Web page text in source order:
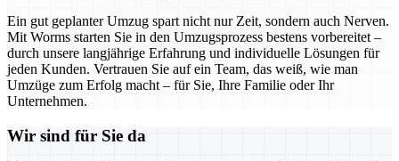
Ein gut geplanter Umzug spart nicht nur Zeit, sondern auch Nerven.
Mit Worms starten Sie in den Umzugsprozess bestens vorbereitet –
durch unsere langjährige Erfahrung und individuelle Lösungen für
jeden Kunden. Vertrauen Sie auf ein Team, das weiß, wie man
Umzüge zum Erfolg macht – für Sie, Ihre Familie oder Ihr
Unternehmen.
Wir sind für Sie da